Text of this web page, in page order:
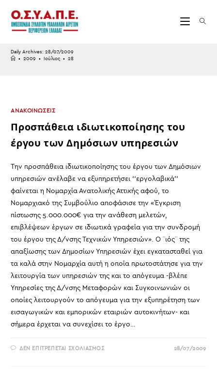
content
Daily Archives: 28/07/2009
• 2009 • Ιούλιος • 28
ΑΝΑΚΟΙΝΩΣΕΙΣ
Προσπάθεια ιδιωτικοποίησης του
έργου των Δημόσιων υπηρεσιών
Την προσπάθεια ιδιωτικοποίησης του έργου των Δημόσιων
υπηρεσιών ανέλαβε να εξυπηρετήσει ‘‘εργολαβικά''
φαίνεται η Νομαρχία Ανατολικής Αττικής αφού, το
Νομαρχιακό της Συμβούλιο αποφάσισε την «Έγκριση
πίστωσης 5.000.000€ για την ανάθεση μελετών,
επιβλέψεων έργων σε ιδιωτικά γραφεία για την συνδρομή
του έργου της Δ/νσης Τεχνικών Υπηρεσιών». Ο ¨ιός¨ της
απαξίωσης των Δημοσίων Υπηρεσιών έχει εγκατασταθεί για
τα καλά στην Νομαρχία αυτή η οποία πρωτοστάτησε για την
λειτουργία των υπηρεσιών της και το απόγευμα -βλέπε
Υπηρεσίες της Δ/νσης Μεταφορών και Συγκοινωνιών οι
οποίες λειτουργούν το απόγευμα για την εξυπηρέτηση των
εισαγωγικών και εμπορικών εταιριών αυτοκινήτων- και
σήμερα έρχεται να συνεχίσει το έργο…
ΔΕΝ ΕΠΙΤΡΈΠΕΤΑΙ ΣΧΟΛΙΑΣΜΌΣΣΤΟ 28/07/2009